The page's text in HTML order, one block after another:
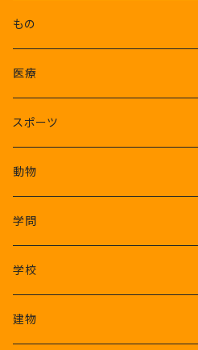
もの
医療
スポーツ
動物
学問
学校
建物